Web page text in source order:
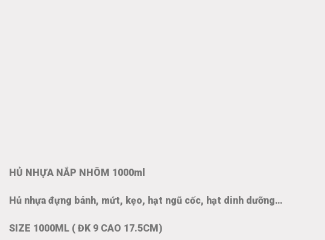
HỦ NHỰA NẮP NHÔM 1000ml
Hủ nhựa đựng bánh, mứt, kẹo, hạt ngũ cốc, hạt dinh dưỡng…
SIZE 1000ML ( ĐK 9 CAO 17.5CM)